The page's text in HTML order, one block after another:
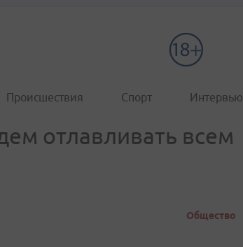
Происшествия Спорт Интервью
отлавливать всем
Общество